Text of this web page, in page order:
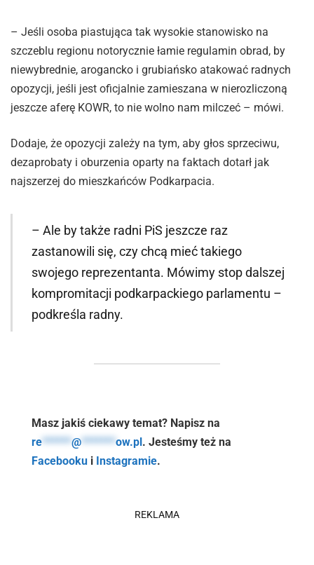
– Jeśli osoba piastująca tak wysokie stanowisko na
szczeblu regionu notorycznie łamie regulamin obrad, by
niewybrednie, arogancko i grubiańsko atakować radnych
opozycji, jeśli jest oficjalnie zamieszana w nierozliczoną
jeszcze aferę KOWR, to nie wolno nam milczeć – mówi.
Dodaje, że opozycji zależy na tym, aby głos sprzeciwu,
dezaprobaty i oburzenia oparty na faktach dotarł jak
najszerzej do mieszkańców Podkarpacia.
– Ale by także radni PiS jeszcze raz
zastanowili się, czy chcą mieć takiego
swojego reprezentanta. Mówimy stop dalszej
kompromitacji podkarpackiego parlamentu –
podkreśla radny.
Masz jakiś ciekawy temat? Napisz na
re******@*******ow.pl. Jesteśmy też na
Facebooku i Instagramie.
REKLAMA